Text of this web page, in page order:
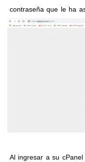
contraseña que le ha
Al ingresar a su